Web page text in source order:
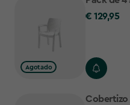
Agotado
€
€ 129,95
Cobertizo